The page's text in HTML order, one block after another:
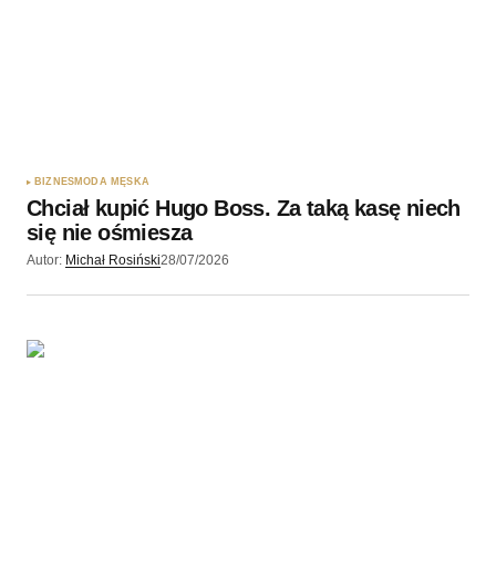
BIZNESMODA MĘSKA
Chciał kupić Hugo Boss. Za taką kasę niech
się nie ośmiesza
Autor: Michał Rosiński28/07/2026